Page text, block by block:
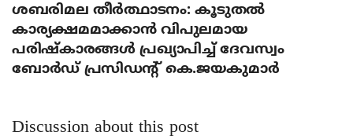
ശബരിമല തീര്‍ത്ഥാടനം: കൂടുതല്‍
കാര്യക്ഷമമാക്കാന്‍ വിപുലമായ
പരിഷ്‌കാരങ്ങള്‍ പ്രഖ്യാപിച്ച് ദേവസ്വം
ബോര്‍ഡ് പ്രസിഡന്റ് കെ.ജയകുമാര്‍
Discussion about this post